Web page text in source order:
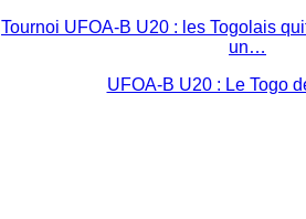
Tournoi UFOA-B U20 : les Togolais
un…
UFOA-B U20 : Le Togo